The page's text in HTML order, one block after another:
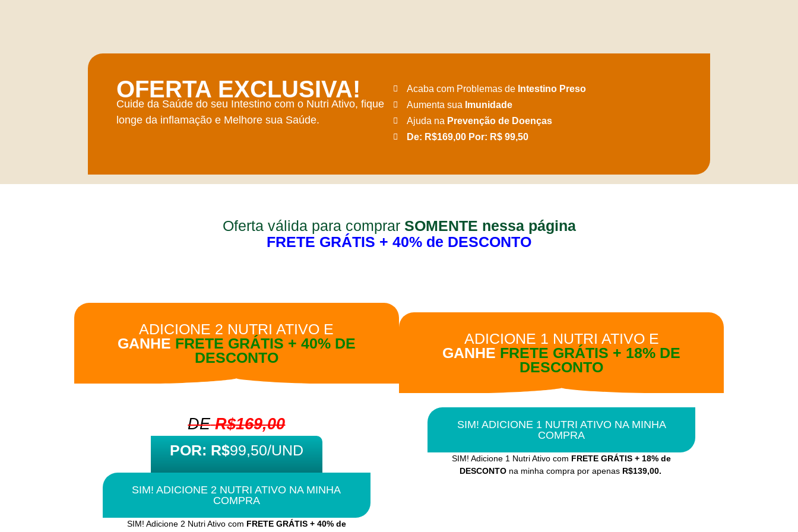
OFERTA EXCLUSIVA!
Cuide da Saúde do seu Intestino com o Nutri Ativo, fique
longe da inflamação e Melhore sua Saúde.
Acaba com Problemas de Intestino Preso
Aumenta sua Imunidade
Ajuda na Prevenção de Doenças
De: R$169,00 Por: R$ 99,50
Oferta válida para comprar SOMENTE nessa página
FRETE GRÁTIS + 40% de DESCONTO
ADICIONE 2 NUTRI ATIVO E
GANHE FRETE GRÁTIS + 40% DE
DESCONTO
DE R$169,00
POR: R$99,50/UND
SIM! ADICIONE 2 NUTRI ATIVO NA MINHA
COMPRA
SIM! Adicione 2 Nutri Ativo com FRETE GRÁTIS + 40% de
ADICIONE 1 NUTRI ATIVO E
GANHE FRETE GRÁTIS + 18% DE
DESCONTO
SIM! ADICIONE 1 NUTRI ATIVO NA MINHA
COMPRA
SIM! Adicione 1 Nutri Ativo com FRETE GRÁTIS + 18% de
DESCONTOna minha compra por apenas R$139,00.